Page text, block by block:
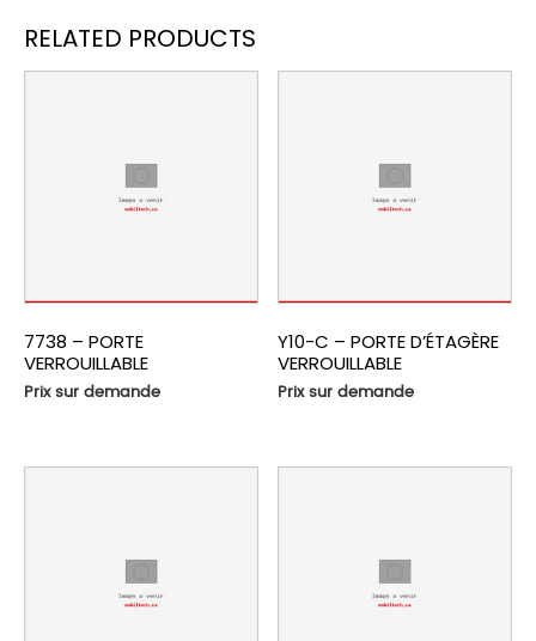
RELATED PRODUCTS
7738 – PORTE
VERROUILLABLE
Prix sur demande
Y10-C – PORTE D’ÉTAGÈRE
VERROUILLABLE
Prix sur demande